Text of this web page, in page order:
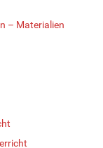
– Materialien